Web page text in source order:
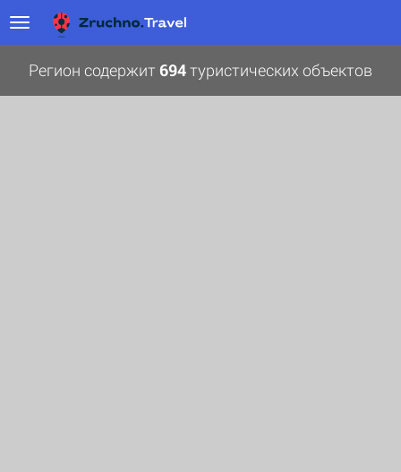
Регион содержит 694туристических объектов